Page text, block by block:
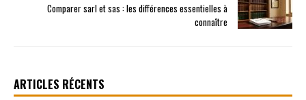
Comparer sarl et sas : les différences essentielles à
connaître
ARTICLES RÉCENTS